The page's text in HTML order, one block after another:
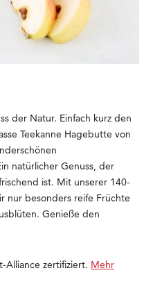
der Natur. Einfach kurz den
Teekanne Hagebutte von
natürlicher Genuss, der
ist. Mit unserer 140-
nur besonders reife Früchte
. Genieße den
Alliance zertifiziert. Mehr